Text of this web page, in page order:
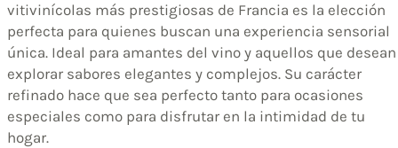
vitivinícolas más prestigiosas de Francia es la elección
perfecta para quienes buscan una experiencia sensorial
única. Ideal para amantes del vino y aquellos que desean
explorar sabores elegantes y complejos. Su carácter
refinado hace que sea perfecto tanto para ocasiones
especiales como para disfrutar en la intimidad de tu
hogar.